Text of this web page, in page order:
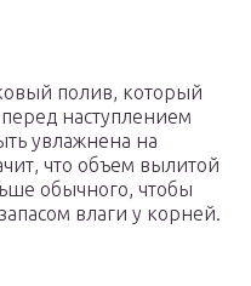
полив, который
наступлением
увлажнена на
что объем вылитой
обычного, чтобы
влаги у корней.